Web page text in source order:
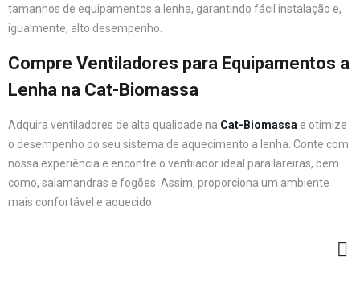
tamanhos de equipamentos a lenha, garantindo fácil instalação e,
igualmente, alto desempenho.
Compre Ventiladores para Equipamentos a
Lenha na Cat-Biomassa
Adquira ventiladores de alta qualidade na Cat-Biomassa e otimize
o desempenho do seu sistema de aquecimento a lenha. Conte com
nossa experiência e encontre o ventilador ideal para lareiras, bem
como, salamandras e fogões. Assim, proporciona um ambiente
mais confortável e aquecido.